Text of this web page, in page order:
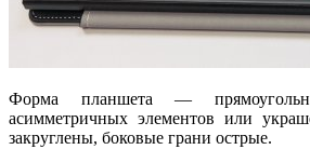
Форма планшета —
асимметричных элементов или
закруглены, боковые грани острые.